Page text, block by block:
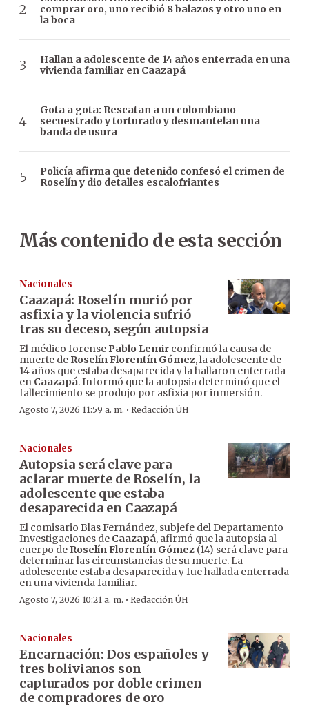
comprar oro, uno recibió 8 balazos y otro uno en
la boca
Hallan a adolescente de 14 años enterrada en una
vivienda familiar en Caazapá
Gota a gota: Rescatan a un colombiano
secuestrado y torturado y desmantelan una
banda de usura
Policía afirma que detenido confesó el crimen de
Roselín y dio detalles escalofriantes
Más contenido de esta sección
Nacionales
Caazapá: Roselín murió por
asfixia y la violencia sufrió
tras su deceso, según autopsia
El médico forense Pablo Lemir confirmó la causa de
muerte de Roselín Florentín Gómez, la adolescente de
14 años que estaba desaparecida y la hallaron enterrada
en Caazapá. Informó que la autopsia determinó que el
fallecimiento se produjo por asfixia por inmersión.
Agosto 7, 2026 11:59 a. m. · Redacción ÚH
Nacionales
Autopsia será clave para
aclarar muerte de Roselín, la
adolescente que estaba
desaparecida en Caazapá
El comisario Blas Fernández, subjefe del Departamento
Investigaciones de Caazapá, afirmó que la autopsia al
cuerpo de Roselín Florentín Gómez (14) será clave para
determinar las circunstancias de su muerte. La
adolescente estaba desaparecida y fue hallada enterrada
en una vivienda familiar.
Agosto 7, 2026 10:21 a. m. · Redacción ÚH
Nacionales
Encarnación: Dos españoles y
tres bolivianos son
capturados por doble crimen
de compradores de oro